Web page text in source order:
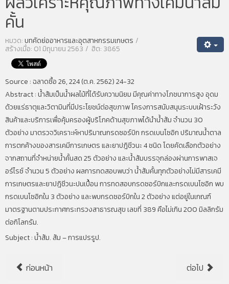
คั้น
หมวด:บทคัดย่ออาหารและอุตสาหกรรมเกษตร
สร้างเมื่อ: 01 มิถุนายน 2563 ฮิต: 3865
Source : ฉลาดซื้อ 26, 224 (ต.ค. 2562) 24-32
Abstract : น้ำส้มเป็นน้ำผลไม้ที่ได้รับความนิยม มีคุณค่าทางโภชนาการสูง อุดม
ด้วยแร่ธาตุและวิตามินที่มีประโยชน์ต่อสุขภาพ โครงการสนับสนุนระบบเฝ้าระวัง
สินค้าและบริการเพื่อคุ้มครองผู้บริโภคด้านสุขภาพได้นำน้ำส้ม จำนวน 30
ตัวอย่าง มาตรวจวิเคราะห์หาปริมาณกรดซอร์บิก กรดเบนโซอิก ปริมาณน้ำตาล
การตกค้างของสารเคมีการเกษตร และยาปฎิชีวนะ 4 ชนิด โดยคัดเลือกตัวอย่าง
จากสถานที่จำหน่ายน้ำคั้นสด 25 ตัวอย่าง และน้ำส้มบรรจุกล่องผ่านการพาสเจ
อร์ไรซ์ จำนวน 5 ตัวอย่าง ผลการทดสอบพบว่า น้ำส้มคั้นทุกตัวอย่างไม่มีสารเคมี
การเกษตรและยาปฎิชีวนะปนเปื้อน การทดสอบกรดซอร์บิกและกรดเบนโซอิก พบ
กรดเบนโซอิกใน 3 ตัวอย่าง และพบกรดซอร์บิกใน 2 ตัวอย่าง แต่อยู่ในเกณฑ์
มาตรฐานตามประกาศกระทรวงสาธารณสุข เลขที่ 389 คือไม่เกิน 200 มิลลิกรัม
ต่อกิโลกรัม.
Subject : น้ำส้ม. ส้ม – การแปรรูป.
ก่อนหน้า ต่อไป